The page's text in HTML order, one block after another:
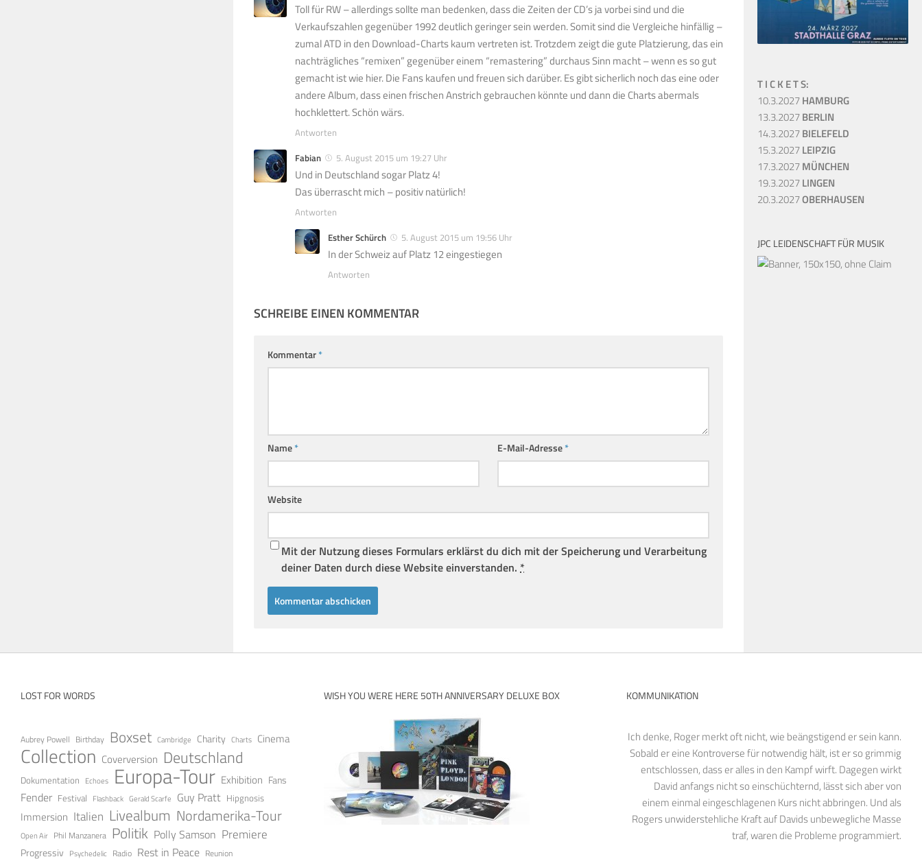
Toll für RW – allerdings sollte man bedenken, dass die Zeiten der CD’s ja vorbei sind und die
Verkaufszahlen gegenüber 1992 deutlich geringer sein werden. Somit sind die Vergleiche hinfällig –
zumal ATD in den Download-Charts kaum vertreten ist. Trotzdem zeigt die gute Platzierung, das ein
nachträgliches “remixen” gegenüber einem “remastering” durchaus Sinn macht – wenn es so gut
gemacht ist wie hier. Die Fans kaufen und freuen sich darüber. Es gibt sicherlich noch das eine oder
andere Album, dass einen frischen Anstrich gebrauchen könnte und dann die Charts abermals
hochklettert. Schön wärs.
Antworten
Fabian
5. August 2015 um 19:27 Uhr
Und in Deutschland sogar Platz 4!
Das überrascht mich – positiv natürlich!
Antworten
Esther Schürch
5. August 2015 um 19:56 Uhr
In der Schweiz auf Platz 12 eingestiegen
Antworten
SCHREIBE EINEN KOMMENTAR
Kommentar*
Name* E-Mail-Adresse*
Website
Mit der Nutzung dieses Formulars erklärst du dich mit der Speicherung und Verarbeitung
deiner Daten durch diese Website einverstanden. *
T I C K E T S:
10.3.2027HAMBURG
13.3.2027BERLIN
14.3.2027BIELEFELD
15.3.2027LEIPZIG
17.3.2027MÜNCHEN
19.3.2027LINGEN
20.3.2027OBERHAUSEN
JPC LEIDENSCHAFT FÜR MUSIK
LOST FOR WORDS
Aubrey Powell Birthday Boxset Cambridge Charity Charts Cinema
Collection Coverversion Deutschland
Dokumentation Echoes Europa-Tour Exhibition Fans
Fender Festival Flashback Gerald Scarfe Guy Pratt Hipgnosis
Immersion Italien Livealbum Nordamerika-Tour
Open Air Phil Manzanera Politik Polly Samson Premiere
Progressiv Psychedelic Radio Rest in Peace Reunion
WISH YOU WERE HERE 50TH ANNIVERSARY DELUXE BOX KOMMUNIKATION
Ich denke, Roger merkt oft nicht, wie beängstigend er sein kann.
Sobald er eine Kontroverse für notwendig hält, ist er so grimmig
entschlossen, dass er alles in den Kampf wirft. Dagegen wirkt
David anfangs nicht so einschüchternd, lässt sich aber von
einem einmal eingeschlagenen Kurs nicht abbringen. Und als
Rogers unwiderstehliche Kraft auf Davids unbewegliche Masse
traf, waren die Probleme programmiert.